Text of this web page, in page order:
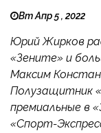
Вт Апр 5 , 2022
Юрий Жирков
«Зените» и
Максим
Полузащитник
премиальные в
«Спорт-